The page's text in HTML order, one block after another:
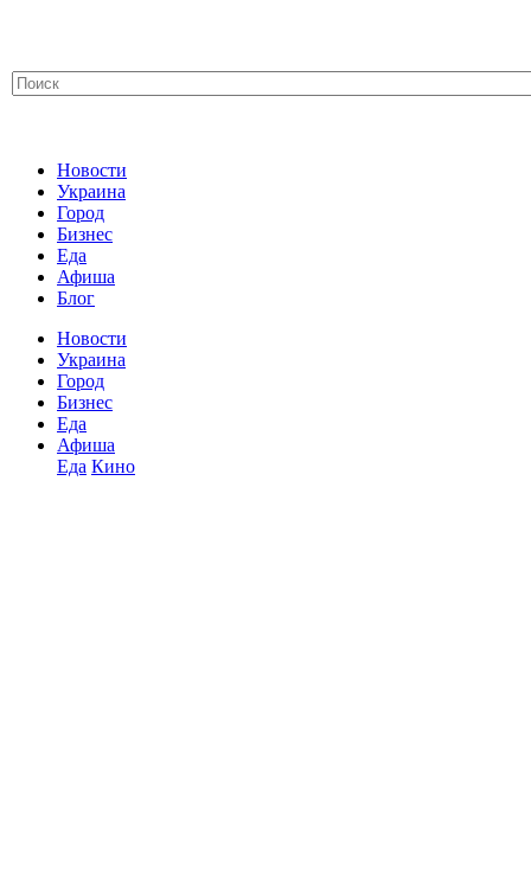
Новости
Украина
Город
Бизнес
Еда
Афиша
Блог
Новости
Украина
Город
Бизнес
Еда
Афиша
Еда Кино